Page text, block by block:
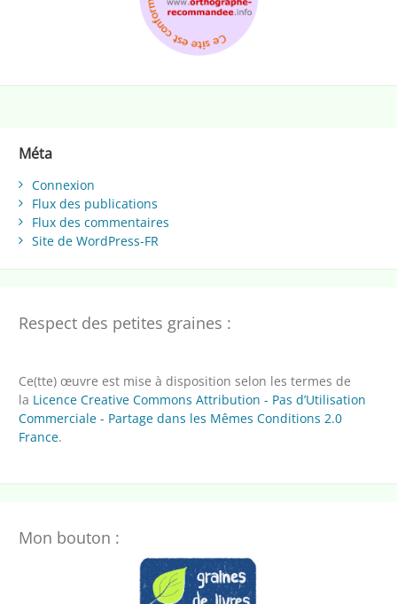
Méta
Connexion
Flux des publications
Flux des commentaires
Site de WordPress-FR
Respect des petites graines :
Ce(tte) œuvre est mise à disposition selon les termes de
la Licence Creative Commons Attribution - Pas d’Utilisation
Commerciale - Partage dans les Mêmes Conditions 2.0
France.
Mon bouton :